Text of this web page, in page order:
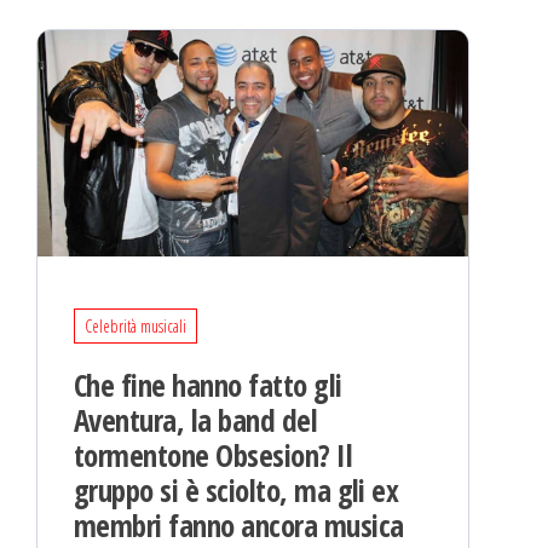
Celebrità musicali
Che fine hanno fatto gli
Aventura, la band del
tormentone Obsesion? Il
gruppo si è sciolto, ma gli ex
membri fanno ancora musica